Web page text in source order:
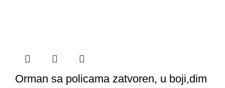
Orman sa policama zatvoren, u boji,dim